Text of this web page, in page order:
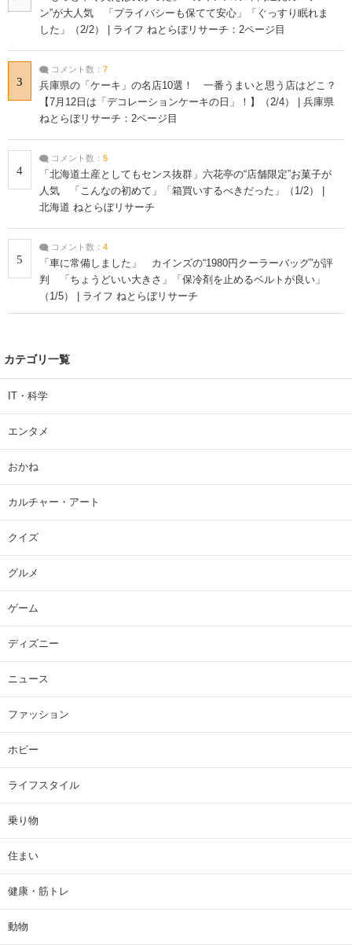
ン”が大人気 「プライバシーも保てて安心」「ぐっすり眠れま
した」（2/2） | ライフ ねとらぼリサーチ：2ページ目
3
コメント数： 7
兵庫県の「ケーキ」の名店10選！ 一番うまいと思う店はどこ？
【7月12日は「デコレーションケーキの日」！】（2/4） | 兵庫県
ねとらぼリサーチ：2ページ目
4
コメント数： 5
「北海道土産としてもセンス抜群」六花亭の“店舗限定”お菓子が
人気 「こんなの初めて」「箱買いするべきだった」（1/2） |
北海道 ねとらぼリサーチ
5
コメント数： 4
「車に常備しました」 カインズの“1980円クーラーバッグ”が評
判 「ちょうどいい大きさ」「保冷剤を止めるベルトが良い」
（1/5） | ライフ ねとらぼリサーチ
カテゴリ一覧
IT・科学
エンタメ
おかね
カルチャー・アート
クイズ
グルメ
ゲーム
ディズニー
ニュース
ファッション
ホビー
ライフスタイル
乗り物
住まい
健康・筋トレ
動物